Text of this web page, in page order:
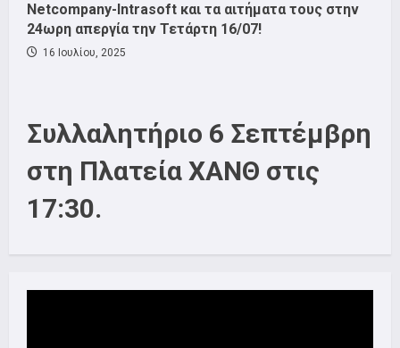
Netcompany-Intrasoft και τα αιτήματα τους στην
24ωρη απεργία την Τετάρτη 16/07!
16 Ιουλίου, 2025
Συλλαλητήριο 6 Σεπτέμβρη
στη Πλατεία ΧΑΝΘ στις
17:30.